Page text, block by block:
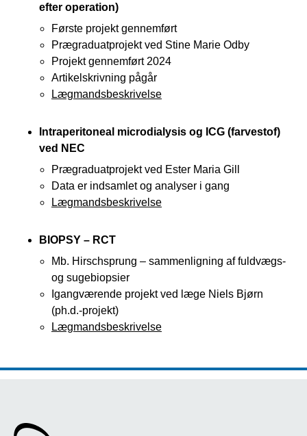
efter operation)
Første projekt gennemført
Prægraduatprojekt ved Stine Marie Odby
Projekt gennemført 2024
Artikelskrivning pågår
Lægmandsbeskrivelse
Intraperitoneal microdialysis og ICG (farvestof)
ved NEC
Prægraduatprojekt ved Ester Maria Gill
Data er indsamlet og analyser i gang
Lægmandsbeskrivelse
BIOPSY – RCT
Mb. Hirschsprung – sammenligning af fuldvægs-
og sugebiopsier
Igangværende projekt ved læge Niels Bjørn
(ph.d.-projekt)
Lægmandsbeskrivelse